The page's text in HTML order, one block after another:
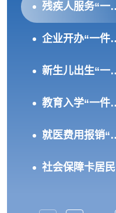
残疾人服务“一件事”（试运行）
企业开办“一件事”（试运行）
新生儿出生“一件事”（试运行）
教育入学“一件事”（试运行）
就医费用报销“一件事”（试运行）
社会保障卡居民服务“一件事”（试运行）